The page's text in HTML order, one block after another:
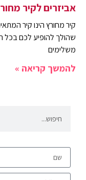
אביזרים לקיר
קיר מחורץ הינו קיר
שהולך להופיע לכם בכל
משלימים
להמשך קריאה »